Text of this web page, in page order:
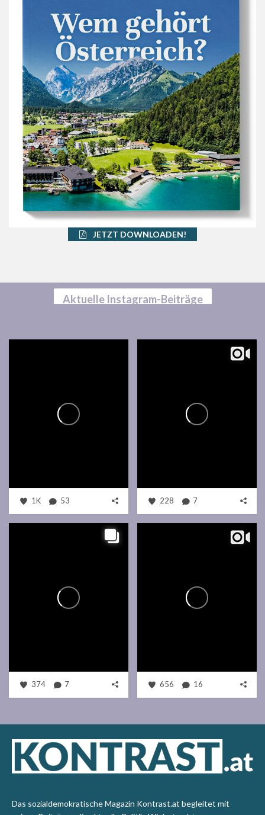
JETZT DOWNLOADEN!
Aktuelle Instagram-Beiträge
1K 53 228 7
374 7 656 16
Das sozialdemokratische Magazin Kontrast.at begleitet mit